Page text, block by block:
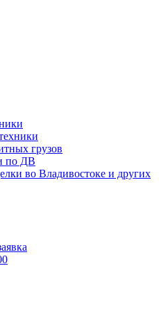
грузов
по ДВ
во Владивостоке и других